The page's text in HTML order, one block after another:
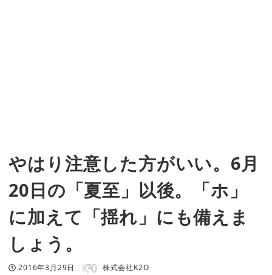
やはり注意した方がいい。6月
20日の「夏至」以後。「ホ」
に加えて「揺れ」にも備えま
しょう。
投稿日
2016年3月29日 著者 株式会社K2O